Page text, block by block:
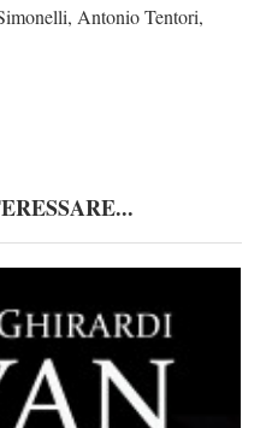
Antonio Tentori,